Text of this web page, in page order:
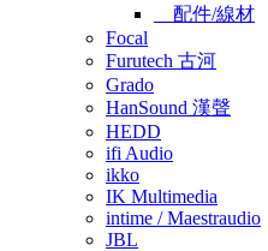
配件/線材
Focal
Furutech 古河
Grado
HanSound 漢聲
HEDD
ifi Audio
ikko
IK Multimedia
intime / Maestraudio
JBL